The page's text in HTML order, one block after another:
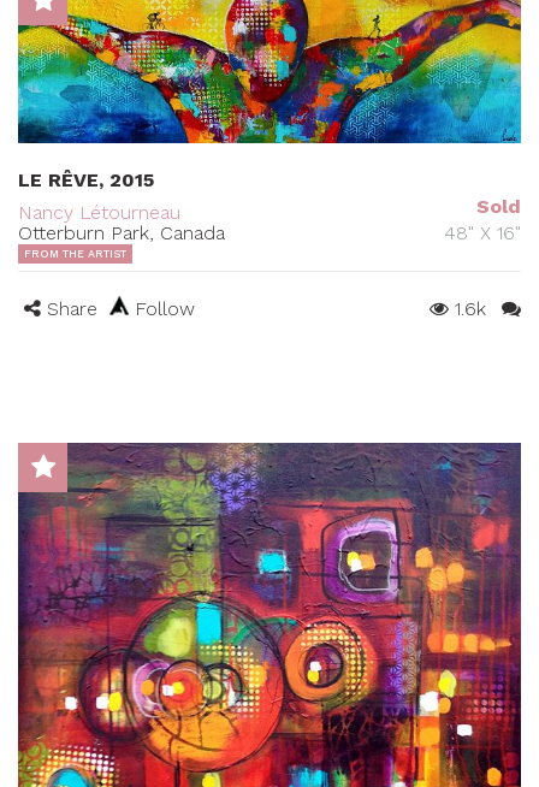
LE RÊVE, 2015
Nancy Létourneau
Otterburn Park, Canada
Sold
48" X 16"
FROM THE ARTIST
Share Follow 1.6k